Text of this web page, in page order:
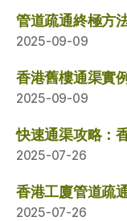
管道疏通終極方
2025-09-09
香港舊樓通渠實
2025-09-09
快速通渠攻略：
2025-07-26
香港工廈管道疏
2025-07-26